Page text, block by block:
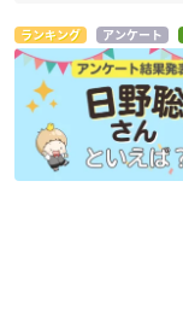
ランキング アンケート